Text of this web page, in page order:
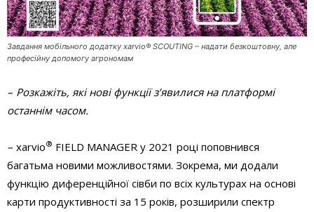
Завдання мобільного додатку xarvio® SCOUTING – надати безкоштовну, але
професійну допомогу агрономам
– Розкажіть, які нові функції з’явилися на платформі
останнім часом.
– xarvio® FIELD MANAGER у 2021 році поповнився
багатьма новими можливостями. Зокрема, ми додали
функцію диференційної сівби по всіх культурах на основі
карти продуктивності за 15 років, розширили спектр